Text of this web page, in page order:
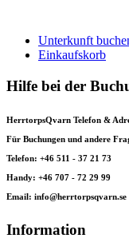
Unterkunft
Einkaufskorb
Hilfe bei der
HerrtorpsQvarn Telefon &
Für Buchungen und andere
Telefon: +46 511 - 37 21 73
Handy: +46 707 - 72 29 99
Email: info@herrtorpsqvarn.se
Information